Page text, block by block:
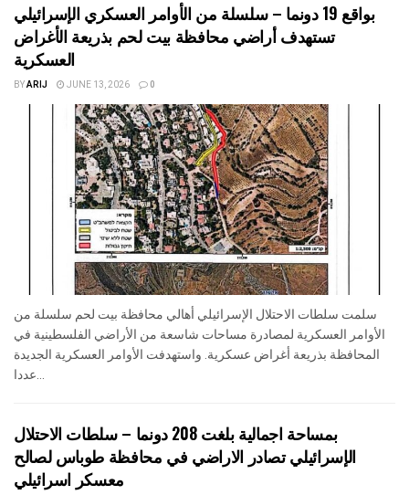
بواقع 19 دونما – سلسلة من الأوامر العسكري الإسرائيلي
تستهدف أراضي محافظة بيت لحم بذريعة الأغراض
العسكرية
BYARIJ JUNE 13, 2026 0
سلمت سلطات الاحتلال الإسرائيلي أهالي محافظة بيت لحم سلسلة من
الأوامر العسكرية لمصادرة مساحات شاسعة من الأراضي الفلسطينية في
المحافظة بذريعة أغراض عسكرية. واستهدفت الأوامر العسكرية الجديدة
عددا...
بمساحة اجمالية بلغت 208 دونما – سلطات الاحتلال
الإسرائيلي تصادر الاراضي في محافظة طوباس لصالح
معسكر اسرائيلي